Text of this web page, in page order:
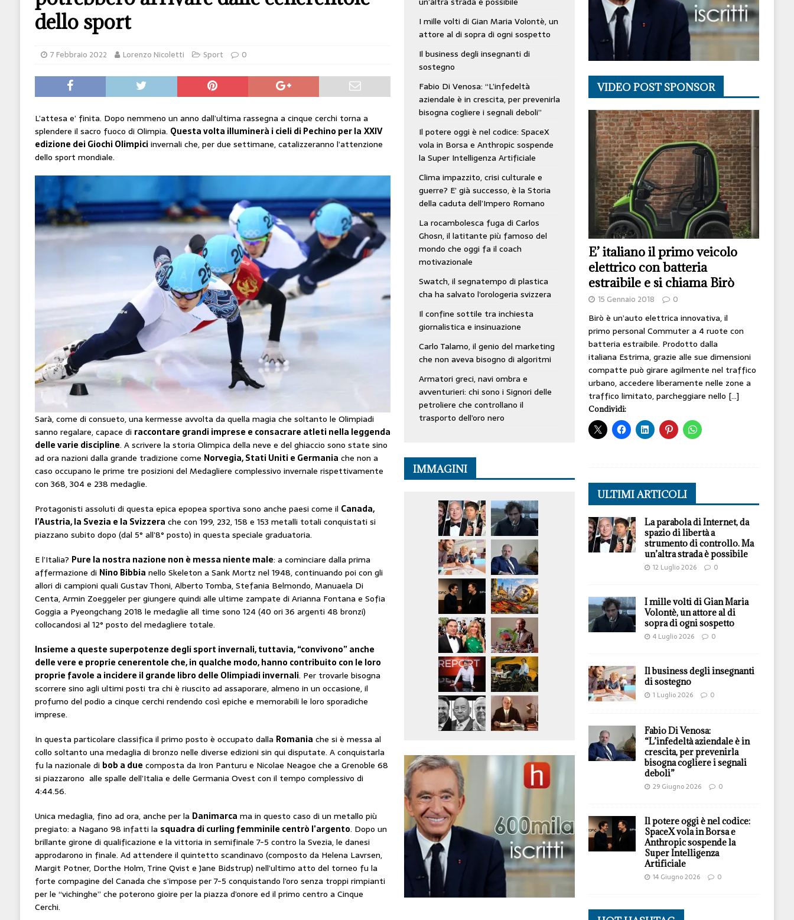
[ 14 Giugno 2026 ]
HI-TECH
[ 7 Febbraio 2020 ] Nato con l’Austria-Ungheria e morto nell’era digitale. Il tempo si era dimenticato di Gillo Dorfles e lui
viveva nel futuro
ARTE
dello sport
7 Febbraio 2022 Lorenzo Nicoletti Sport 0
L’attesa e’ finita. Dopo nemmeno un anno dall’ultima rassegna a cinque cerchi torna a
splendere il sacro fuoco di Olimpia. Questa volta illuminerà i cieli di Pechino per la XXIV
edizione dei Giochi Olimpiciinvernali che, per due settimane, catalizzeranno l’attenzione
dello sport mondiale.
Sarà, come di consueto, una kermesse avvolta da quella magia che soltanto le Olimpiadi
sanno regalare, capace di raccontare grandi imprese e consacrare atleti nella leggenda
delle varie discipline. A scrivere la storia Olimpica della neve e del ghiaccio sono state sino
ad ora nazioni dalla grande tradizione come Norvegia, Stati Uniti e Germania che non a
caso occupano le prime tre posizioni del Medagliere complessivo invernale rispettivamente
con 368, 304 e 238 medaglie.
Protagonisti assoluti di questa epica epopea sportiva sono anche paesi come il Canada,
l’Austria, la Svezia e la Svizzera che con 199, 232, 158 e 153 metalli totali conquistati si
piazzano subito dopo (dal 5° all’8° posto) in questa speciale graduatoria.
E l’Italia? Pure la nostra nazione non è messa niente male: a cominciare dalla prima
affermazione di Nino Bibbia nello Skeleton a Sank Mortz nel 1948, continuando poi con gli
allori di campioni quali Gustav Thoni, Alberto Tomba, Stefania Belmondo, Manuaela Di
Centa, Armin Zoeggeler per giungere quindi alle ultime zampate di Arianna Fontana e Sofia
Goggia a Pyeongchang 2018 le medaglie all time sono 124 (40 ori 36 argenti 48 bronzi)
collocandosi al 12° posto del medagliere totale.
Insieme a queste superpotenze degli sport invernali, tuttavia, “convivono” anche
delle vere e proprie cenerentole che, in qualche modo, hanno contribuito con le loro
proprie favole a incidere il grande libro delle Olimpiadi invernali. Per trovarle bisogna
scorrere sino agli ultimi posti tra chi è riuscito ad assaporare, almeno in un occasione, il
profumo del podio a cinque cerchi rendendo così epiche e memorabili le loro sporadiche
imprese.
In questa particolare classifica il primo posto è occupato dalla Romania che si è messa al
collo soltanto una medaglia di bronzo nelle diverse edizioni sin qui disputate. A conquistarla
fu la nazionale di bob a due composta da Iron Panturu e Nicolae Neagoe che a Grenoble 68
si piazzarono alle spalle dell’Italia e delle Germania Ovest con il tempo complessivo di
4:44.56.
Unica medaglia, fino ad ora, anche per la Danimarca ma in questo caso di un metallo più
pregiato: a Nagano 98 infatti la squadra di curling femminile centrò l’argento. Dopo un
brillante girone di qualificazione e la vittoria in semifinale 7-5 contro la Svezia, le danesi
approdarono in finale. Ad attendere il quintetto scandinavo (composto da Helena Lavrsen,
Margit Potner, Dorthe Holm, Trine Qvist e Jane Bidstrup) nell’ultimo atto del torneo fu la
forte compagine del Canada che s’impose per 7-5 conquistando l’oro senza troppi rimpianti
per le “vichinghe” che poterono gioire per la piazza d’onore ed il primo centro a Cinque
Cerchi.
I mille volti di Gian Maria Volontè, un
attore al di sopra di ogni sospetto
Il business degli insegnanti di
sostegno
Fabio Di Venosa: “L’infedeltà
aziendale è in crescita, per prevenirla
bisogna cogliere i segnali deboli”
Il potere oggi è nel codice: SpaceX
vola in Borsa e Anthropic sospende
la Super Intelligenza Artificiale
Clima impazzito, crisi culturale e
guerre? E’ già successo, è la Storia
della caduta dell’Impero Romano
La rocambolesca fuga di Carlos
Ghosn, il latitante più famoso del
mondo che oggi fa il coach
motivazionale
Swatch, il segnatempo di plastica
cha ha salvato l’orologeria svizzera
Il confine sottile tra inchiesta
giornalistica e insinuazione
Carlo Talamo, il genio del marketing
che non aveva bisogno di algoritmi
Armatori greci, navi ombra e
avventurieri: chi sono i Signori delle
petroliere che controllano il
trasporto dell’oro nero
IMMAGINI
VIDEO POST SPONSOR
E’ italiano il primo veicolo
elettrico con batteria
estraibile e si chiama Birò
15 Gennaio 2018 0
Birò è un’auto elettrica innovativa, il
primo personal Commuter a 4 ruote con
batteria estraibile. Prodotto dalla
italiana Estrima, grazie alle sue dimensioni
compatte può girare agilmente nel traffico
urbano, accedere liberamente nelle zone a
traffico limitato, parcheggiare nello […]
Condividi:
ULTIMI ARTICOLI
La parabola di Internet, da
spazio di libertà a
strumento di controllo. Ma
un’altra strada è possibile
12 Luglio 2026 0
I mille volti di Gian Maria
Volontè, un attore al di
sopra di ogni sospetto
4 Luglio 2026 0
Il business degli insegnanti
di sostegno
1 Luglio 2026 0
Fabio Di Venosa:
“L’infedeltà aziendale è in
crescita, per prevenirla
bisogna cogliere i segnali
deboli”
29 Giugno 2026 0
Il potere oggi è nel codice:
SpaceX vola in Borsa e
Anthropic sospende la
Super Intelligenza
Artificiale
14 Giugno 2026 0